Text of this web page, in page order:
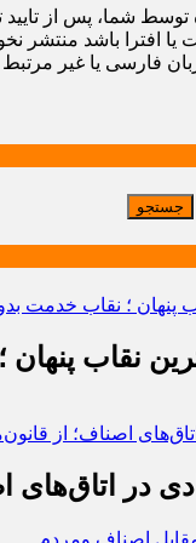
توسط شما، پس از
یا افترا باشد منتشر
فارسی یا غیر
نقاب
در اتاق‌های